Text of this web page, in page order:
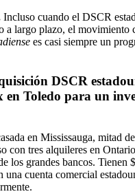
Incluso cuando el DSCR
a largo plazo, el movimiento
es casi siempre un
DSCR
en Toledo para un
en Mississauga, mitad
con tres alquileres en
los grandes bancos. Tienen
una cuenta comercial